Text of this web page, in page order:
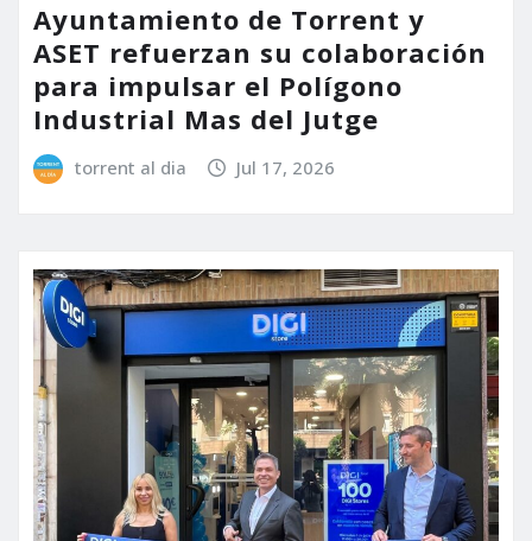
Ayuntamiento de Torrent y
ASET refuerzan su colaboración
para impulsar el Polígono
Industrial Mas del Jutge
torrent al dia Jul 17, 2026